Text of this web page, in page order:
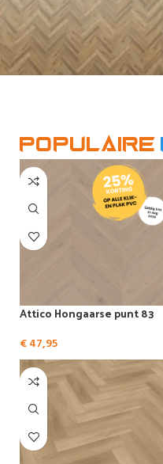
Populaire
Attico Hongaarse punt 83
€47,95